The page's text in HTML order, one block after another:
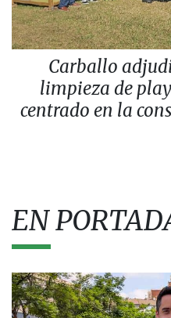
Carballo
limpieza de
centrado en la
EN